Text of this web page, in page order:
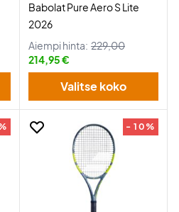
Babolat Pure Aero S Lite
2026
Aiempi hinta: 229,00
214,95 €
Valitse koko
- 10%